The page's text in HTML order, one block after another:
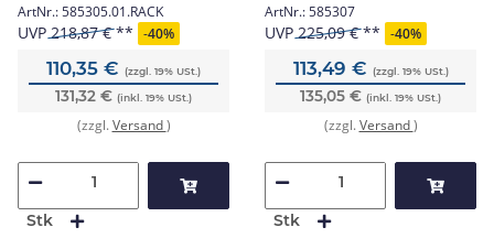
ArtNr.: 585305.01.RACK
UVP218,87 € -40%
110,35 € (zzgl. 19% USt.)
131,32 € (inkl. 19% USt.)
(zzgl.Versand)
Stk
ArtNr.: 585307
UVP225,09 € -40%
113,49 € (zzgl. 19% USt.)
135,05 € (inkl. 19% USt.)
(zzgl.Versand)
Stk